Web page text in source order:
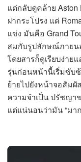
แต่กลับดูคล้าย
ฝากระโปรง แต่
แข่ง มันคือ Grand
สมกับรูปลักษณ์ภายน
โดยสารก็ดูเรียบง่าย
รุ่นก่อนหน้านี้เริ่มซับ
ย้ายไปยังหน้าจอสัม
ความจำเป็น ปรัชญา
แต่แน่นอนว่ามัน “มา